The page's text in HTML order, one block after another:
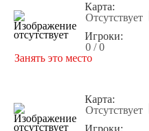
Карта:
Отсутствует
Игроки:
0 / 0
Занять это место
Карта:
Отсутствует
Игроки: